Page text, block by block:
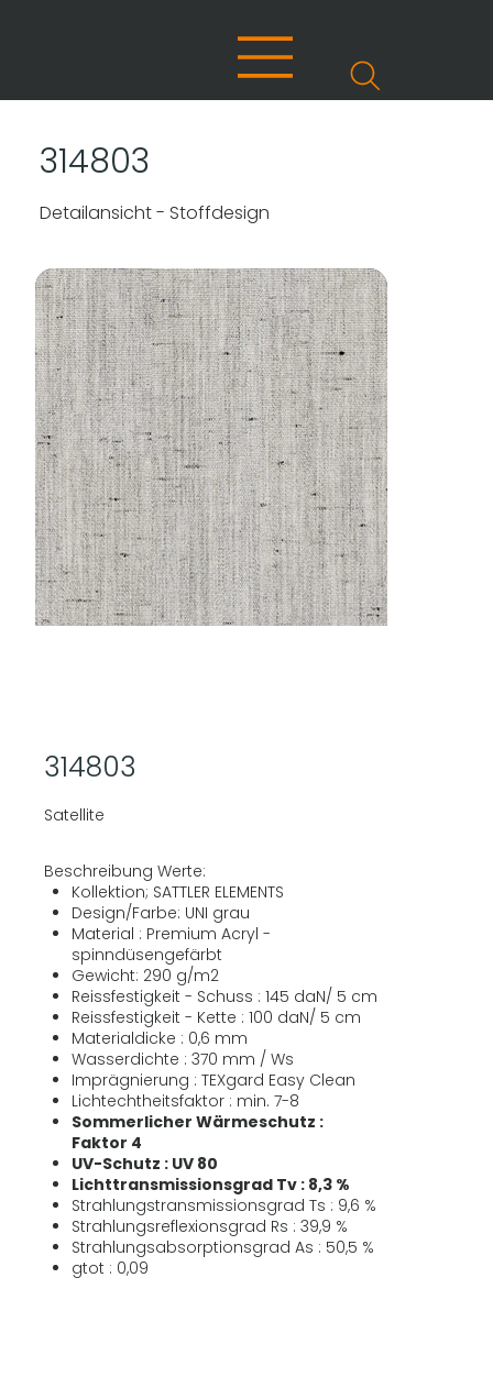
314803
Detailansicht - Stoffdesign
314803
Satellite
Beschreibung Werte:
Kollektion; SATTLER ELEMENTS
Design/Farbe: UNI grau
Material : Premium Acryl -
spinndüsengefärbt
Gewicht: 290 g/m2
Reissfestigkeit - Schuss : 145 daN/ 5 cm
Reissfestigkeit - Kette : 100 daN/ 5 cm
Materialdicke : 0,6 mm
Wasserdichte : 370 mm / Ws
Imprägnierung : TEXgard Easy Clean
Lichtechtheitsfaktor : min. 7-8
Sommerlicher Wärmeschutz :
Faktor 4
UV-Schutz : UV 80
Lichttransmissionsgrad Tv : 8,3 %
Strahlungstransmissionsgrad Ts : 9,6 %
Strahlungsreflexionsgrad Rs : 39,9 %
Strahlungsabsorptionsgrad As : 50,5 %
gtot : 0,09